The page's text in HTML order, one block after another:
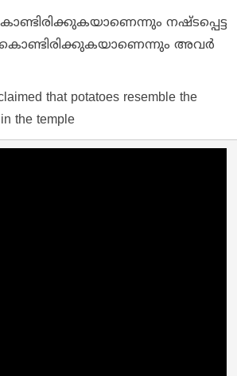
നഷ്ടപ്പെട്ട
കൊണ്ടിരിക്കുകയാണെന്നും അവര്‍
that potatoes resemble the
the temple